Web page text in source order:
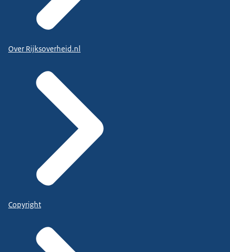
Over Rijksoverheid.nl
Copyright